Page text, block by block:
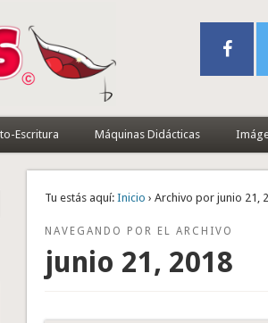
Escritura Máquinas Didácticas
Tu estás aquí: Inicio › Archivo por junio 21,
NAVEGANDO POR EL ARCHIVO
junio 21, 2018